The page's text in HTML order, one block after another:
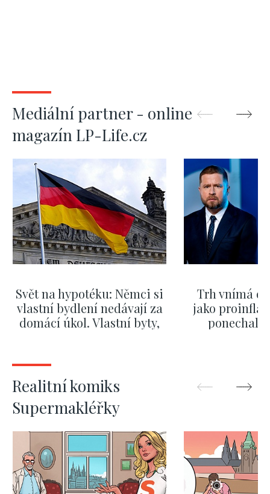
Mediální partner - online
magazín LP-Life.cz
Svět na hypotéku: Němci si
vlastní bydlení nedávají za
domácí úkol. Vlastní byty,
Trh vnímá
jako
ponechali
Realitní komiks
Supermakléřky